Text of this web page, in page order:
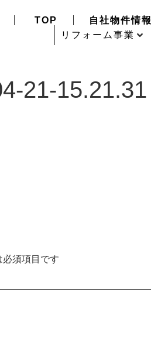
TOP 自社物件情報
リフォーム事業
21-15.21.31
必須項目です